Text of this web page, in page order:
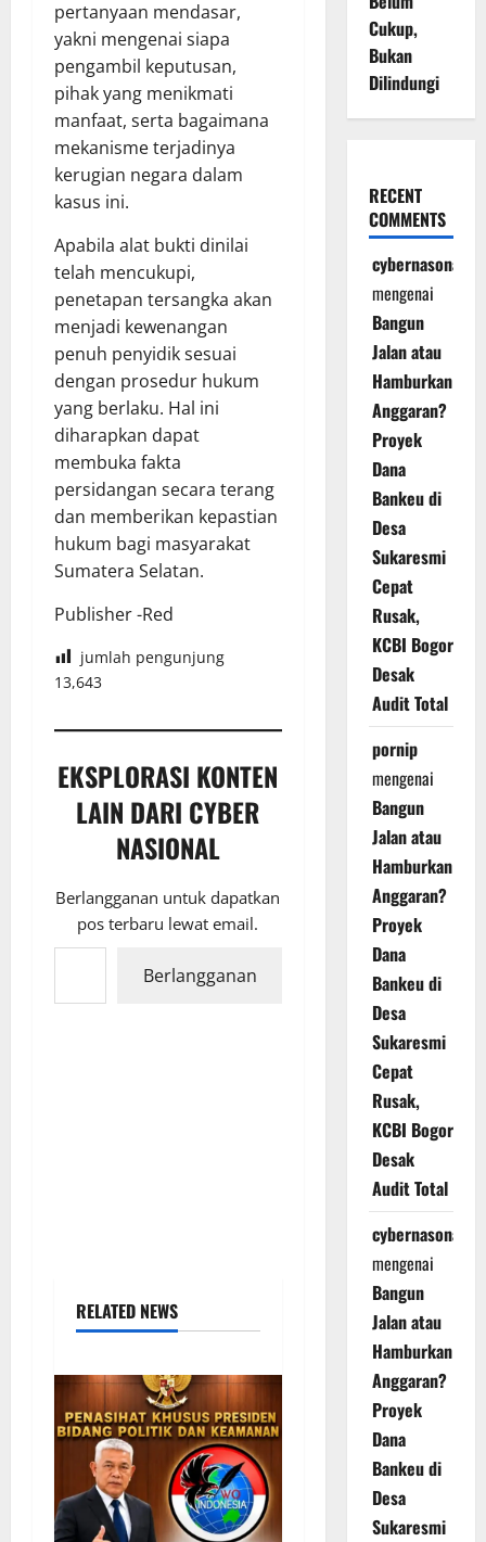
pertanyaan mendasar,
yakni mengenai siapa
pengambil keputusan,
pihak yang menikmati
manfaat, serta bagaimana
mekanisme terjadinya
kerugian negara dalam
kasus ini.
Apabila alat bukti dinilai
telah mencukupi,
penetapan tersangka akan
menjadi kewenangan
penuh penyidik sesuai
dengan prosedur hukum
yang berlaku. Hal ini
diharapkan dapat
membuka fakta
persidangan secara terang
dan memberikan kepastian
hukum bagi masyarakat
Sumatera Selatan.
Publisher -Red
jumlah pengunjung
13,643
EKSPLORASI KONTEN
LAIN DARI CYBER
NASIONAL
Berlangganan untuk dapatkan
pos terbaru lewat email.
Ketikkan email Anda...
Berlangganan
RELATED NEWS
Cukup,
Bukan
Dilindungi
RECENT
COMMENTS
cybernasonal
mengenai
Bangun
Jalan atau
Hamburkan
Anggaran?
Proyek
Dana
Bankeu di
Desa
Sukaresmi
Cepat
Rusak,
KCBI Bogor
Desak
Audit Total
pornip
mengenai
Bangun
Jalan atau
Hamburkan
Anggaran?
Proyek
Dana
Bankeu di
Desa
Sukaresmi
Cepat
Rusak,
KCBI Bogor
Desak
Audit Total
cybernasonal
mengenai
Bangun
Jalan atau
Hamburkan
Anggaran?
Proyek
Dana
Bankeu di
Desa
Sukaresmi